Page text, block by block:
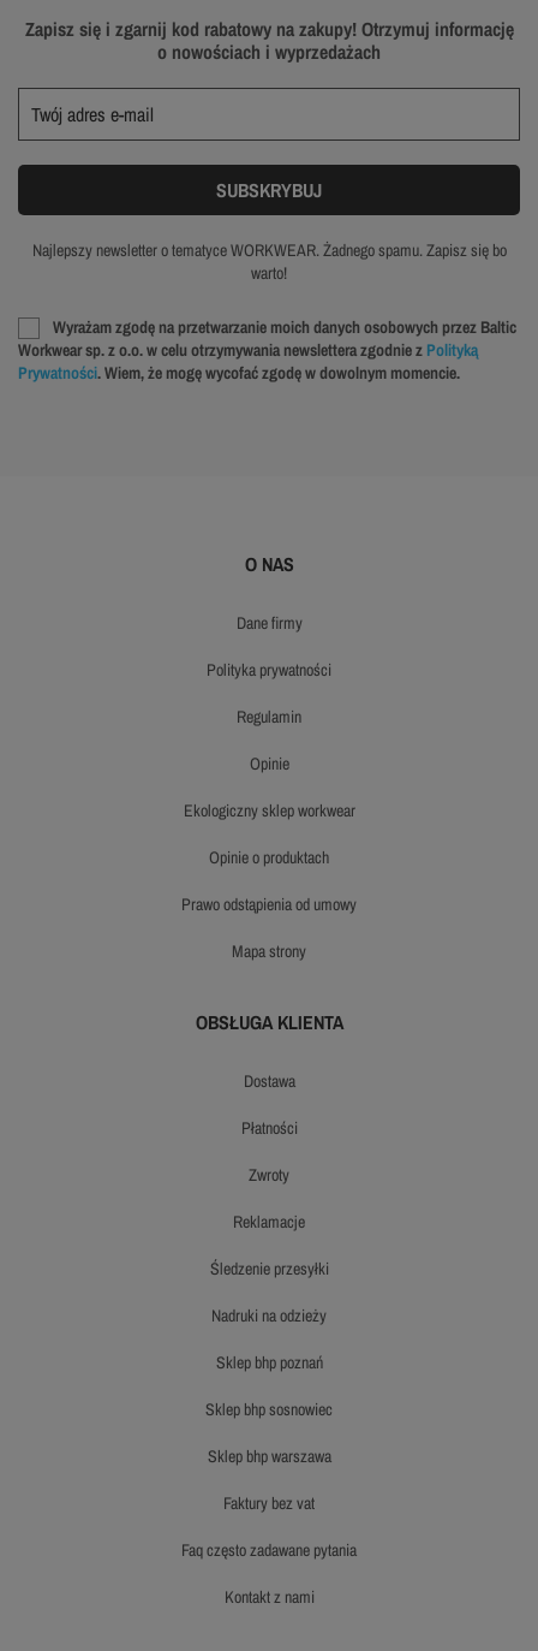
Zapisz się i zgarnij kod rabatowy na zakupy! Otrzymuj informację
o nowościach i wyprzedażach
Najlepszy newsletter o tematyce WORKWEAR. Żadnego spamu. Zapisz się bo
warto!
Wyrażam zgodę na przetwarzanie moich danych osobowych przez Baltic
Workwear sp. z o.o. w celu otrzymywania newslettera zgodnie z Polityką
Prywatności. Wiem, że mogę wycofać zgodę w dowolnym momencie.
O NAS
dane firmy
polityka prywatności
regulamin
opinie
ekologiczny sklep workwear
opinie o produktach
prawo odstąpienia od umowy
mapa strony
OBSŁUGA KLIENTA
dostawa
płatności
zwroty
reklamacje
śledzenie przesyłki
nadruki na odzieży
sklep bhp poznań
sklep bhp sosnowiec
sklep bhp warszawa
faktury bez vat
faq często zadawane pytania
kontakt z nami